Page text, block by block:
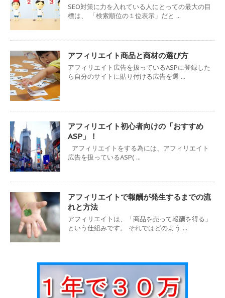
SEO対策に力を入れている人にとっての最大の目
標は、 「検索順位の１位表示」だと ...
アフィリエイト商品と商材の選び方
アフィリエイト広告を扱っているASPに登録した
ら自分のサイトに貼り付ける広告を選 ...
アフィリエイト初心者向けの「おすすめ
ASP」！
アフィリエイトをする為には、アフィリエイト
広告を扱っているASP( ...
アフィリエイトで報酬が発生するまでの流
れと方法
アフィリエイトは、「商品を売って報酬を得る」
という仕組みです。 それではどのよう ...